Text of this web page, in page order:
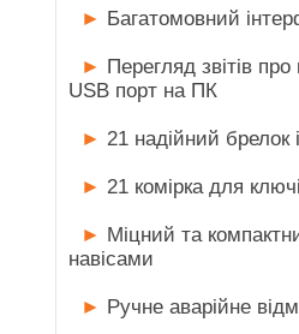
► Багатомовний
► Перегляд звітів
USB порт на ПК
► 21 надійний
► 21 комірка для
► Міцний та
навісами
► Ручне аварійне